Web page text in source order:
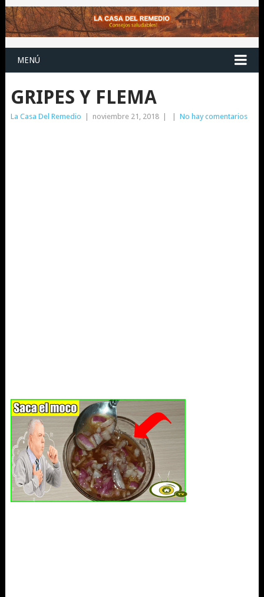
MENÚ
GRIPES Y FLEMA
La Casa Del Remedio noviembre 21, 2018 No hay comentarios